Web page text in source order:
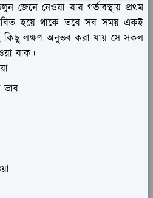
জেনে নেওয়া যায় গর্ভাবস্থায় প্রথম
হয়ে থাকে তবে সব সময় একই
কিছু লক্ষণ অনুভব করা যায় সে সকল
যাক।
ভাব